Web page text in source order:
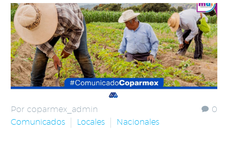
0
Por coparmex_admin
Comunicados
Locales Nacionales